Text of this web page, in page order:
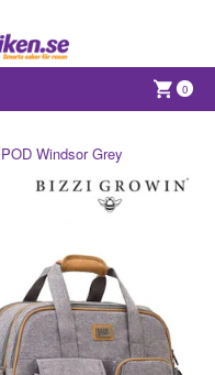
0
Windsor Grey